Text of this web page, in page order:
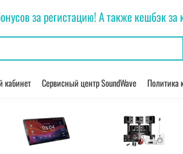
за регистацию! А также кешбэк за
кабинет Сервисный центр SoundWave Политика